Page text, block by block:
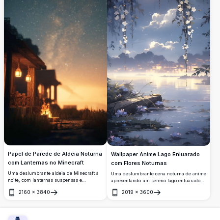
Papel de Parede de Aldeia Noturna
com Lanternas no Minecraft
Uma deslumbrante aldeia de Minecraft à
noite, com lanternas suspensas e
um céu estrelado incrível com a Via
2160 × 3840
Abrir
Wallpaper Anime Lago Enluarado
com Flores Noturnas
Uma deslumbrante cena noturna de anime
apresentando um sereno lago enluarado
rodeado por flores brancas pendentes,
luzes distantes brilhantes e nuvens
2019 × 3600
Abrir